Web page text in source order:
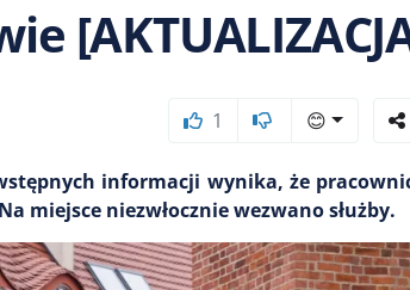
1 😊
informacji wynika, że
miejsce niezwłocznie wezwano służby.